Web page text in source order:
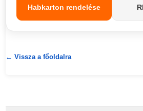
Habkarton rendelése
← Vissza a főoldalra